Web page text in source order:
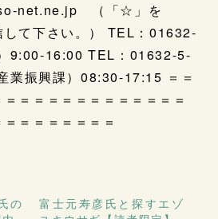
net.ne.jp （「☆」を
して下さい。） TEL：01632-
9:00-16:00 TEL：01632-5-
業振興課）08:30-17:15 ＝＝
＝＝＝＝＝＝＝＝＝＝＝＝
＝＝＝＝＝＝＝
の
富士元寿彦氏と探すエゾ